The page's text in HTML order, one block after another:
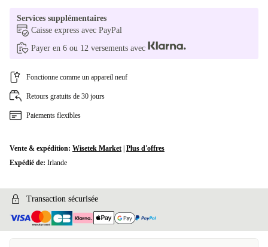
Services supplémentaires
Caisse express avec PayPal
Payer en 6 ou 12 versements avec
Fonctionne comme un appareil neuf
Retours gratuits de 30 jours
Paiements flexibles
Vente & expédition: Wisetek Market Plus d'offres
Expédié de: Irlande
Transaction sécurisée